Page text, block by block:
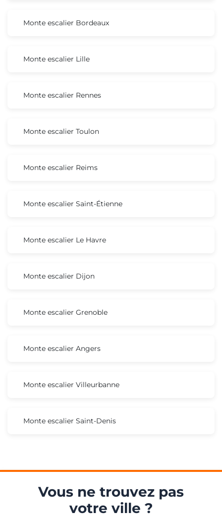
Monte escalier Bordeaux
Monte escalier Lille
Monte escalier Rennes
Monte escalier Toulon
Monte escalier Reims
Monte escalier Saint-Étienne
Monte escalier Le Havre
Monte escalier Dijon
Monte escalier Grenoble
Monte escalier Angers
Monte escalier Villeurbanne
Monte escalier Saint-Denis
Vous ne trouvez pas
votre ville ?